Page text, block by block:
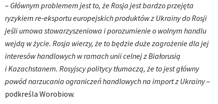
– Głównym problemem jest to, że Rosja jest bardzo przejęta
ryzykiem re-eksportu europejskich produktów z Ukrainy do Rosji
jeśli umowa stowarzyszeniowa i porozumienie o wolnym handlu
wejdą w życie. Rosja wierzy, że to będzie duże zagrożenie dla jej
interesów handlowych w ramach unii celnej z Białorusią
i Kazachstanem. Rosyjscy politycy tłumaczą, że to jest główny
powód narzucania ograniczeń handlowych na import z Ukrainy–
podkreśla Worobiow.